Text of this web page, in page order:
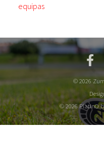
equipas
© 2026
© 2026 PlatInO